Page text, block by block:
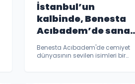
İstanbul’un
kalbinde, Benesta
Acıbadem’de sanat
dolu buluşma!
Benesta Acıbadem'de cemiyet
dünyasının sevilen isimleri bir